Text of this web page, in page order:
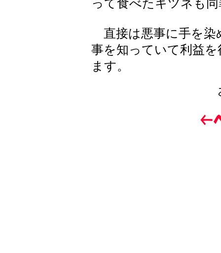
って食べたキツネも
直接は悪事に手を染
事を知っていて利益
ます。